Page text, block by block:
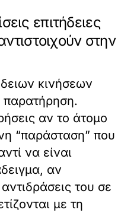
επιτήδειες
στην
κινήσεων
παρατήρηση.
αν το άτομο
“παράσταση” που
να είναι
αν
του σε
με τη